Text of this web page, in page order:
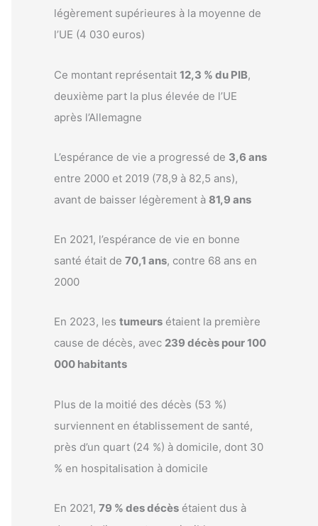
légèrement supérieures à la moyenne de
l’UE (4 030 euros)
Ce montant représentait 12,3 % du PIB,
deuxième part la plus élevée de l’UE
après l’Allemagne
L’espérance de vie a progressé de 3,6 ans
entre 2000 et 2019 (78,9 à 82,5 ans),
avant de baisser légèrement à 81,9 ans
En 2021, l’espérance de vie en bonne
santé était de 70,1 ans, contre 68 ans en
2000
En 2023, les tumeurs étaient la première
cause de décès, avec 239 décès pour 100
000 habitants
Plus de la moitié des décès (53 %)
surviennent en établissement de santé,
près d’un quart (24 %) à domicile, dont 30
% en hospitalisation à domicile
En 2021, 79 % des décès étaient dus à